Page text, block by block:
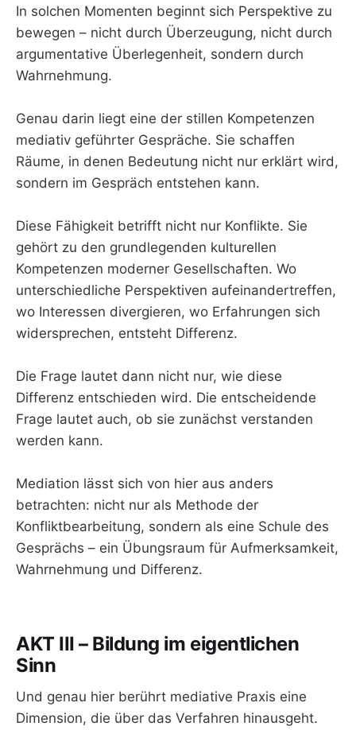
In solchen Momenten beginnt sich Perspektive zu
bewegen – nicht durch Überzeugung, nicht durch
argumentative Überlegenheit, sondern durch
Wahrnehmung.
Genau darin liegt eine der stillen Kompetenzen
mediativ geführter Gespräche. Sie schaffen
Räume, in denen Bedeutung nicht nur erklärt wird,
sondern im Gespräch entstehen kann.
Diese Fähigkeit betrifft nicht nur Konflikte. Sie
gehört zu den grundlegenden kulturellen
Kompetenzen moderner Gesellschaften. Wo
unterschiedliche Perspektiven aufeinandertreffen,
wo Interessen divergieren, wo Erfahrungen sich
widersprechen, entsteht Differenz.
Die Frage lautet dann nicht nur, wie diese
Differenz entschieden wird. Die entscheidende
Frage lautet auch, ob sie zunächst verstanden
werden kann.
Mediation lässt sich von hier aus anders
betrachten: nicht nur als Methode der
Konfliktbearbeitung, sondern als eine Schule des
Gesprächs – ein Übungsraum für Aufmerksamkeit,
Wahrnehmung und Differenz.
AKT III – Bildung im eigentlichen
Sinn
Und genau hier berührt mediative Praxis eine
Dimension, die über das Verfahren hinausgeht.